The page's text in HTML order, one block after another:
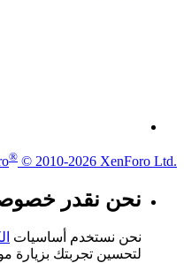
® © 2010-2026 XenForo Ltd.
نحن نقدر
نحن نستخدم أساسيات
لتحسين تجربتك بزيارة